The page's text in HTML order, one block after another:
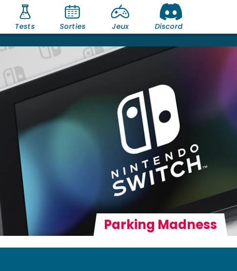
Tests Sorties Jeux Discord
Parking Madness